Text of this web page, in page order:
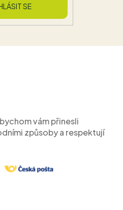
SE
vám přinesli
způsoby a respektují